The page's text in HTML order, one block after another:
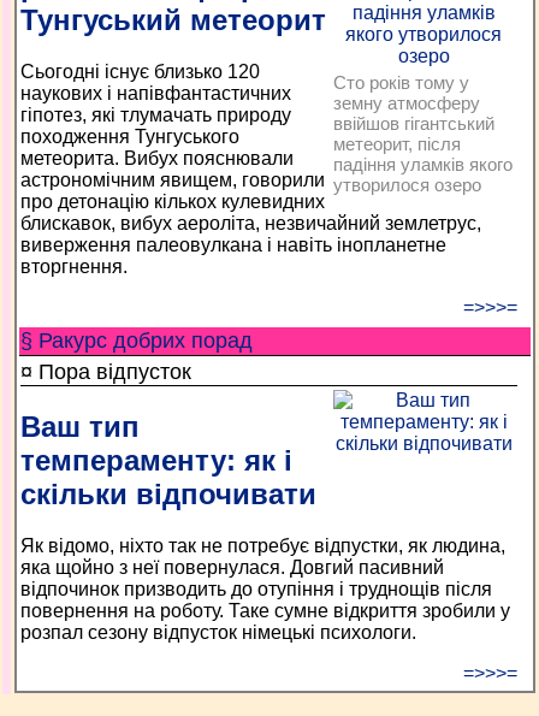
Сто років тому у
земну атмосферу
ввійшов гігантський
метеорит, після
падіння уламків якого
утворилося озеро
Тунгуський метеорит
Сьогодні існує близько 120
наукових і напівфантастичних
гіпотез, які тлумачать природу
походження Тунгуського
метеорита. Вибух пояснювали
астрономічним явищем, говорили
про детонацію кількох кулевидних
блискавок, вибух аероліта, незвичайний землетрус,
виверження палеовулкана і навіть інопланетне
вторгнення.
=>>>=
§ Ракурс добрих порад
¤ Пора відпусток
Ваш тип
темпераменту: як і
скільки відпочивати
Як відомо, ніхто так не потребує відпустки, як людина,
яка щойно з неї повернулася. Довгий пасивний
відпочинок призводить до отупіння і труднощів після
повернення на роботу. Таке сумне відкриття зробили у
розпал сезону відпусток німецькі психологи.
=>>>=